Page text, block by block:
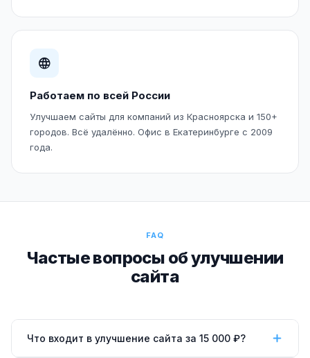
Работаем по всей России
Улучшаем сайты для компаний из Красноярска и 150+
городов. Всё удалённо. Офис в Екатеринбурге с 2009
года.
FAQ
Частые вопросы об улучшении
сайта
Что входит в улучшение сайта за 15 000 ₽?